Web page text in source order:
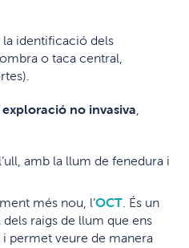
identificació dels
o taca central,
exploració no invasiva
amb la llum de fenedura i
més nou, l’OCT . És un
raigs de llum que ens
permet veure de manera